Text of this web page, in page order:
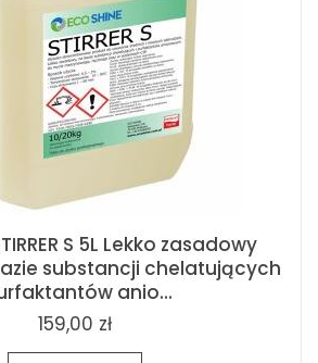
S 5L Lekko zasadowy
substancji chelatujących
anio...
159,00 zł